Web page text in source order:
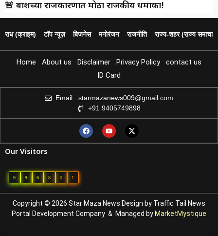
🚨 बार्शीच्या राजकारणात मोठा राजकीय धमाका!
(क्राइम) टॉप न्यूज़ बिजनेस मनोरंजन राजनीति राज्य‑शहर (राज्य समाचार)
Home About us Disclaimer Privacy Policy
contact us
ID Card
Email : starmazanews009@gmail.com
+91 9405749898
Our Visitors
9 9 6 8 0 1
Copyright © 2026 Star Maza News Design by Traffic Tail News
Portal Development Company & Managed by MarketMystique